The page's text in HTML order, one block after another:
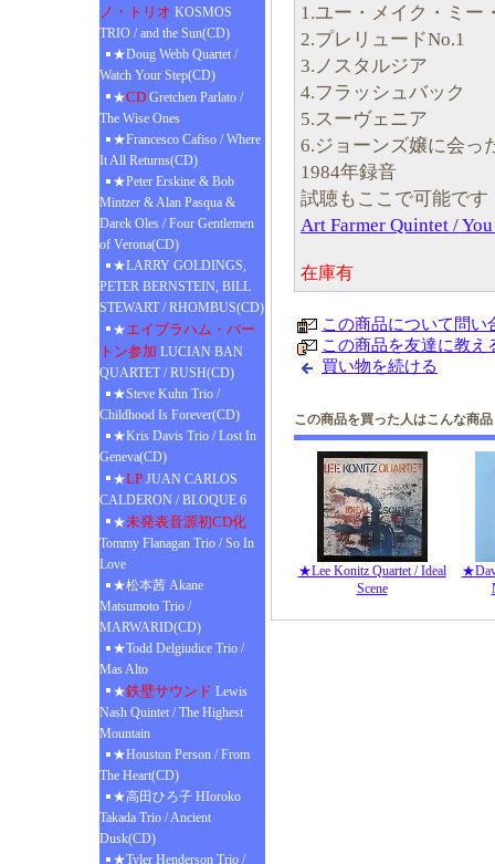
ノ・トリオ KOSMOS
TRIO / and the Sun(CD)
★Doug Webb Quartet /
Watch Your Step(CD)
★CD Gretchen Parlato /
The Wise Ones
★Francesco Cafiso / Where
It All Returns(CD)
★Peter Erskine & Bob
Mintzer & Alan Pasqua &
Darek Oles / Four Gentlemen
of Verona(CD)
★LARRY GOLDINGS,
PETER BERNSTEIN, BILL
STEWART / RHOMBUS(CD)
★エイブラハム・バー
トン参加 LUCIAN BAN
QUARTET / RUSH(CD)
★Steve Kuhn Trio /
Childhood Is Forever(CD)
★Kris Davis Trio / Lost In
Geneva(CD)
★LP JUAN CARLOS
CALDERON / BLOQUE 6
★未発表音源初CD化
Tommy Flanagan Trio / So In
Love
★松本茜 Akane
Matsumoto Trio /
MARWARID(CD)
★Todd Delgiudice Trio /
Mas Alto
★鉄壁サウンド Lewis
Nash Quintet / The Highest
Mountain
★Houston Person / From
The Heart(CD)
★高田ひろ子 HIoroko
Takada Trio / Ancient
Dusk(CD)
★Tyler Henderson Trio /
1.ユー・メイク・ミー
2.プレリュードNo.1
3.ノスタルジア
4.フラッシュバック
5.スーヴェニア
6.ジョーンズ嬢に会っ
1984年録音
試聴もここで可能です
Art Farmer Quintet /
在庫有
この商品について問い
この商品を友達に教え
買い物を続ける
この商品を買った人はこんな商
★Lee Konitz Quartet / Ideal
Scene